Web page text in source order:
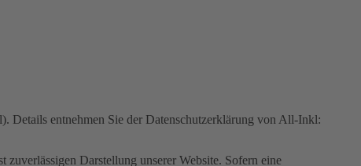
entnehmen Sie der Datenschutzerklärung von All-Inkl:
Darstellung unserer Website. Sofern eine